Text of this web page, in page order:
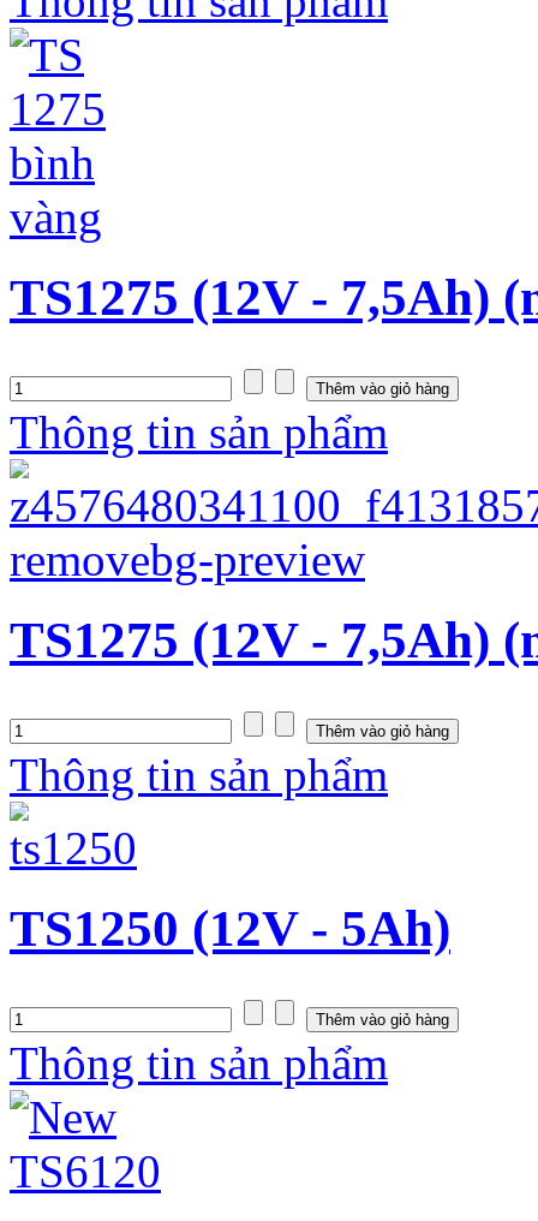
TS1275 (12V - 7,5Ah)
Thông tin sản phẩm
TS1275 (12V - 7,5Ah)
Thông tin sản phẩm
TS1250 (12V - 5Ah)
Thông tin sản phẩm